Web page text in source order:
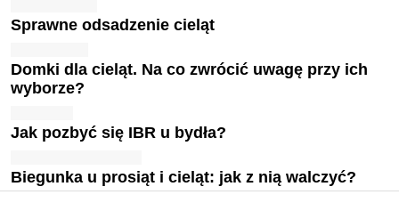
Sprawne odsadzenie cieląt
Domki dla cieląt. Na co zwrócić uwagę przy ich
wyborze?
Jak pozbyć się IBR u bydła?
Biegunka u prosiąt i cieląt: jak z nią walczyć?